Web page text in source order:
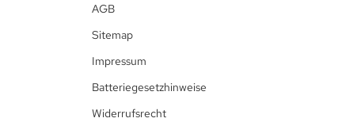
AGB
Sitemap
Impressum
Batteriegesetzhinweise
Widerrufsrecht